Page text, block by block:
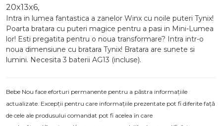
20x13x6,
Intra in lumea fantastica a zanelor Winx cu noile puteri Tynix!
Poarta bratara cu puteri magice pentru a pasi in Mini-Lumea
lor! Esti pregatita pentru o noua transformare? Intra intr-o
noua dimensiune cu bratara Tynix! Bratara are sunete si
lumini. Necesita 3 baterii AG13 (incluse).
Bebe Nou face eforturi permanente pentru a păstra informațiile
actualizate. Excepții pentru care informațiile prezentate pot fi diferite față
de cele ale produsului comandat pot fi acelea în care